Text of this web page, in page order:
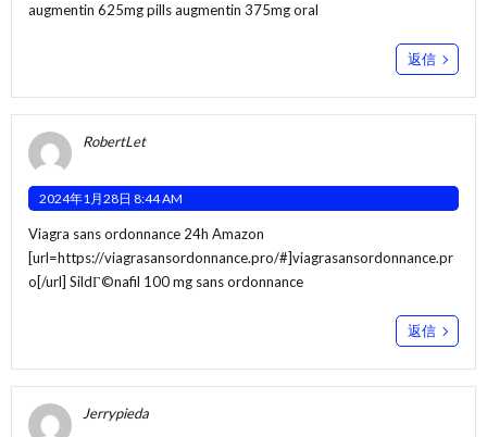
augmentin 625mg pillsaugmentin 375mg oral
返信
RobertLet
2024年1月28日 8:44 AM
Viagra sans ordonnance 24h Amazon
[url=https://viagrasansordonnance.pro/#]viagrasansordonnance.pr
o[/url] SildГ©nafil 100 mg sans ordonnance
返信
Jerrypieda